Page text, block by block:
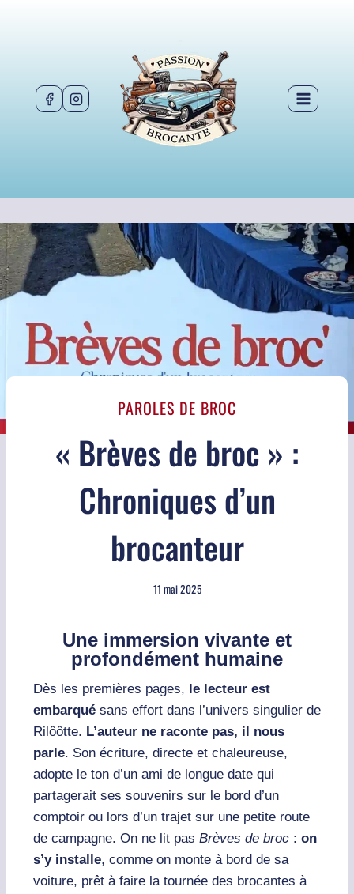
PAROLES DE BROC
« Brèves de broc » :
Chroniques d’un
brocanteur
11 mai 2025
Une immersion vivante et
profondément humaine
Dès les premières pages, le lecteur est
embarqué sans effort dans l’univers singulier de
Rilôôtte. L’auteur ne raconte pas, il nous
parle. Son écriture, directe et chaleureuse,
adopte le ton d’un ami de longue date qui
partagerait ses souvenirs sur le bord d’un
comptoir ou lors d’un trajet sur une petite route
de campagne. On ne lit pas Brèves de broc : on
s’y installe, comme on monte à bord de sa
voiture, prêt à faire la tournée des brocantes à